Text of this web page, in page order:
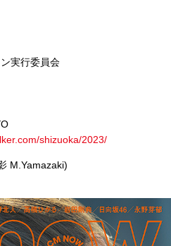
実行委員会
shizuoka/2023/
M.Yamazaki)